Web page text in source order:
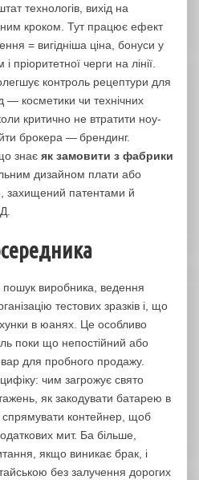
технологів, вихід на
кроком. Тут працює ефект
= вигідніша ціна, бонуси у
пріоритетної черги на лінії.
контроль рецептури для
— косметики чи технічних
критично не втратити ноу-
брокера — брендинг.
знає як замовити з фабрики
дизайном плати або
захищений патентами й
виробника, ведення
тестових зразків і, що
в юанях. Це особливо
поки що непостійний або
для пробного продажу.
чим загрожує свято
як закодувати батарею в
контейнер, щоб
мит. Ба більше,
якщо виникає брак, і
без залучення дорогих